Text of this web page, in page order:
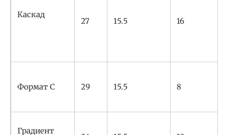
Каскад
27 15.5 16
Формат C 29 15.5 8
Градиент